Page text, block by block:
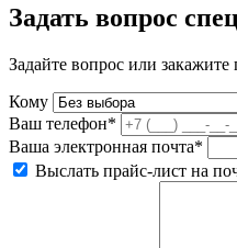
Задать вопрос
Задайте вопрос или закажите
Кому
Ваш телефон*
Ваша электронная почта*
Выслать прайс-лист на